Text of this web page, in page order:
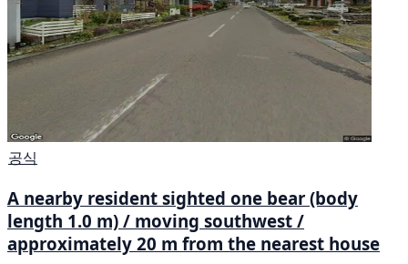
공식
A nearby resident sighted one bear (body
length 1.0 m) / moving southwest /
approximately 20 m from the nearest house